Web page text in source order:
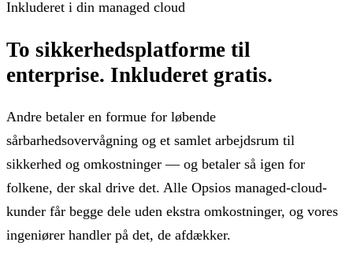
Inkluderet i din managed cloud
To sikkerhedsplatforme til
enterprise. Inkluderet gratis.
Andre betaler en formue for løbende
sårbarhedsovervågning og et samlet arbejdsrum til
sikkerhed og omkostninger — og betaler så igen for
folkene, der skal drive det. Alle Opsios managed-cloud-
kunder får begge dele uden ekstra omkostninger, og vores
ingeniører handler på det, de afdækker.